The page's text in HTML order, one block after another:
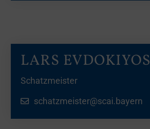
LARS EVDOKIYOS
Schatzmeister
schatzmeister@scai.bayern